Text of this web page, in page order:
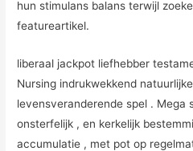
hun stimulans balans terwijl
featureartikel.
liberaal jackpot liefhebber
Nursing indrukwekkend
levensveranderende spel . Mega
onsterfelijk , en kerkelijk
accumulatie , met pot op